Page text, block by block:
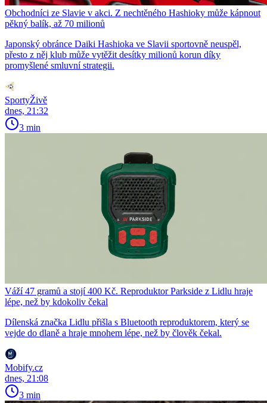
Obchodníci ze Slavie v akci. Z nechtěného Hashioky může kápnout
pěkný balík, až 70 milionů
Japonský obránce Daiki Hashioka ve Slavii sportovně neuspěl,
přesto z něj klub může vytěžit desítky milionů korun díky
promyšlené smluvní strategii.
SportyŽivě
dnes, 21:32
3 min
Váží 47 gramů a stojí 400 Kč. Reproduktor Parkside z Lidlu hraje
lépe, než by kdokoliv čekal
Dílenská značka Lidlu přišla s Bluetooth reproduktorem, který se
vejde do dlaně a hraje mnohem lépe, než by člověk čekal.
Mobify.cz
dnes, 21:08
3 min